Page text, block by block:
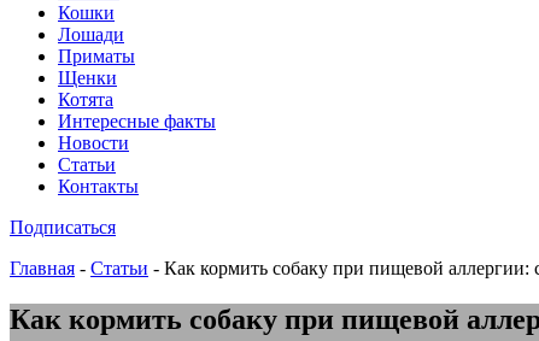
Кошки
Лошади
Приматы
Щенки
Котята
Интересные факты
Новости
Статьи
Контакты
Подписаться
Главная - Статьи - Как кормить собаку при пищевой
Как кормить собаку при пищевой